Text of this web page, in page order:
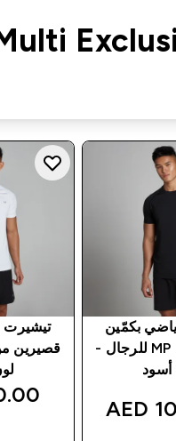
بكمّين
قصيرين من MP للرجال -
أسود
تيشيرت
AED‎